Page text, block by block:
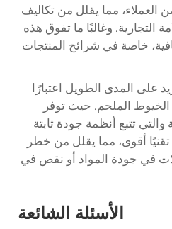
العملاء، مما يقلل من تكاليف
التجارية. وغالبًا ما تفوق هذه
خاصة في شرائح المنتجات
على المدى الطويل اعتبارًا
الخيوط الملحم. حيث توفر
تتبع أنظمة جودة ثابتة
أقوى، مما يقلل من خطر
في جودة المواد أو نقص في
الأسئلة الشائعة